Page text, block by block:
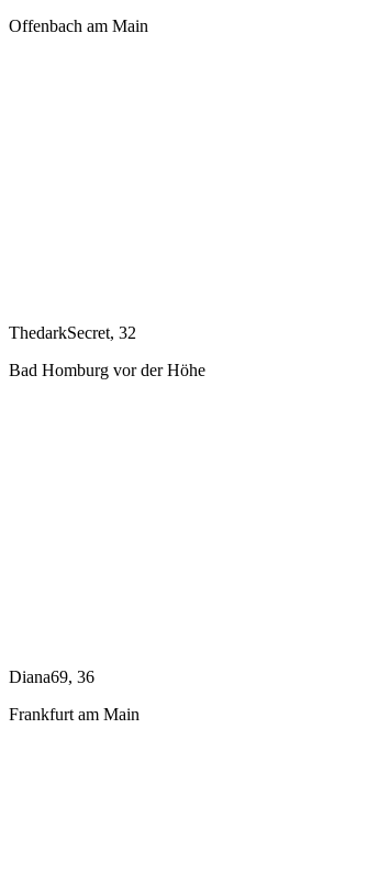
Offenbach am Main
ThedarkSecret, 32
Bad Homburg vor der Höhe
Diana69, 36
Frankfurt am Main